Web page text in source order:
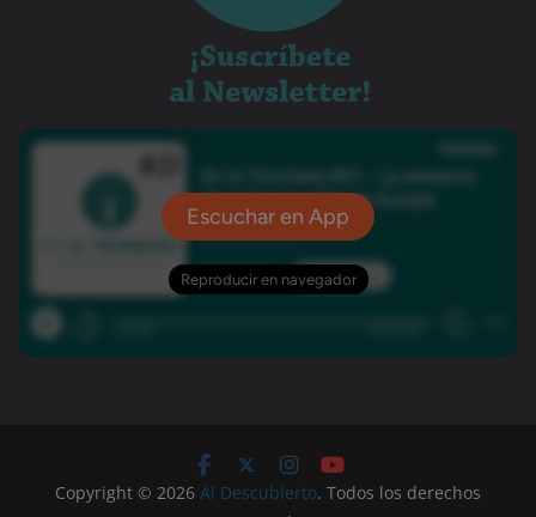
Copyright © 2026 Al Descubierto. Todos los derechos